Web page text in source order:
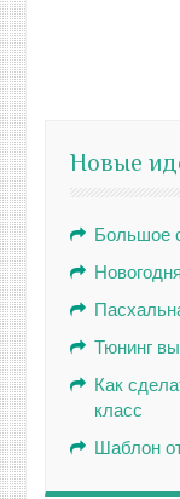
Новые
Большое
Тюнинг
Как
класс
Шаблон